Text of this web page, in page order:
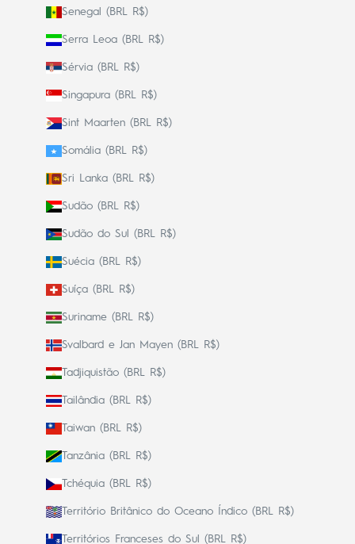
Senegal (BRL R$)
Serra Leoa (BRL R$)
Sérvia (BRL R$)
Singapura (BRL R$)
Sint Maarten (BRL R$)
Somália (BRL R$)
Sri Lanka (BRL R$)
Sudão (BRL R$)
Sudão do Sul (BRL R$)
Suécia (BRL R$)
Suíça (BRL R$)
Suriname (BRL R$)
Svalbard e Jan Mayen (BRL R$)
Tadjiquistão (BRL R$)
Tailândia (BRL R$)
Taiwan (BRL R$)
Tanzânia (BRL R$)
Tchéquia (BRL R$)
Território Britânico do Oceano Índico (BRL R$)
Territórios Franceses do Sul (BRL R$)